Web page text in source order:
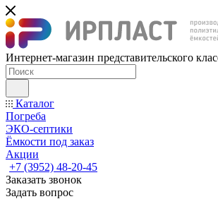
Интернет-магазин представительского
Каталог
Погреба
ЭКО-септики
Ёмкости под заказ
Акции
+7 (3952) 48-20-45
Заказать звонок
Задать вопрос